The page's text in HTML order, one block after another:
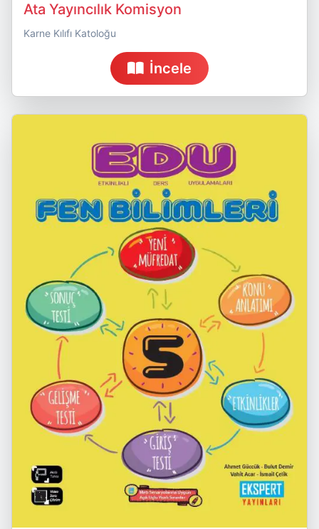
Ata Yayıncılık Komisyon
Karne Kılıfı Katoloğu
İncele